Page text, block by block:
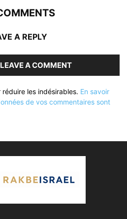
A REPLY
A COMMENT
les indésirables. En savoir
de vos commentaires sont